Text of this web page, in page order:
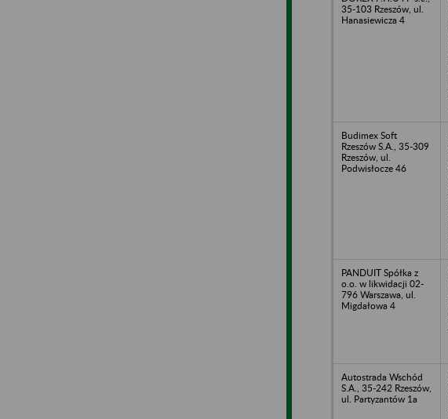
35-103 Rzeszów, ul.
Hanasiewicza 4
Budimex Soft
Rzeszów S.A., 35-309
Rzeszów, ul.
Podwisłocze 46
PANDUIT Spółka z
o.o. w likwidacji 02-
796 Warszawa, ul.
Migdałowa 4
Autostrada Wschód
S.A., 35-242 Rzeszów,
ul. Partyzantów 1a